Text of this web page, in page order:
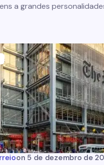
a grandes
on 5 de dezembro de